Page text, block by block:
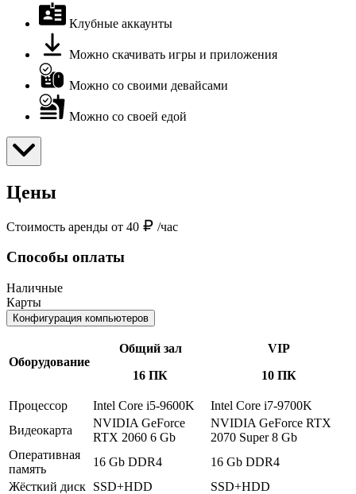
Клубные аккаунты
Можно скачивать игры и приложения
Можно со своими девайсами
Можно со своей едой
Цены
Стоимость аренды от 40 /час
Способы оплаты
Наличные
Карты
Конфигурация компьютеров
Оборудование
Общий зал
16 ПК
VIP
10 ПК
Процессор Intel Core i5-9600K
Intel Core i7-9700K
Видеокарта
NVIDIA GeForce
RTX 2060 6 Gb
NVIDIA GeForce RTX
2070 Super 8 Gb
Оперативная
память
16 Gb DDR4
16 Gb DDR4
Жёсткий диск SSD+HDD
SSD+HDD